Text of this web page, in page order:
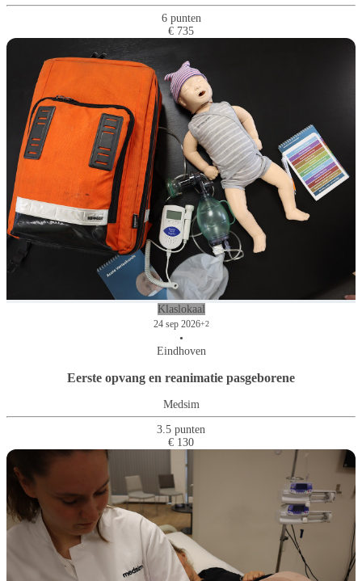
6 punten
€ 735
Klaslokaal
24 sep 2026+2
•
Eindhoven
Eerste opvang en reanimatie pasgeborene
Medsim
3.5 punten
€ 130